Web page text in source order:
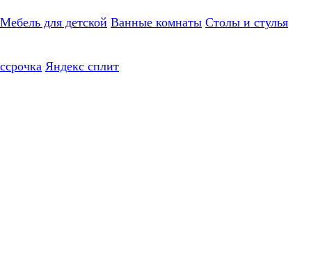
Мебель для детской Ванные комнаты Столы и стулья
Яндекс сплит